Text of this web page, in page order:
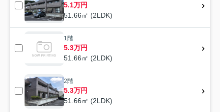
5.1万円
51.66㎡ (2LDK)
1階
5.3万円
51.66㎡ (2LDK)
2階
5.3万円
51.66㎡ (2LDK)